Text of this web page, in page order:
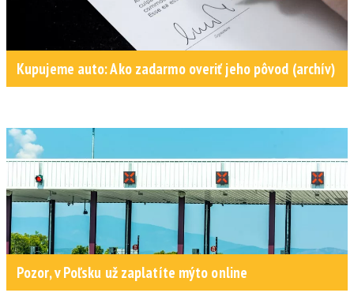
Kupujeme auto: Ako zadarmo overiť jeho pôvod (archív)
Pozor, v Poľsku už zaplatíte mýto online